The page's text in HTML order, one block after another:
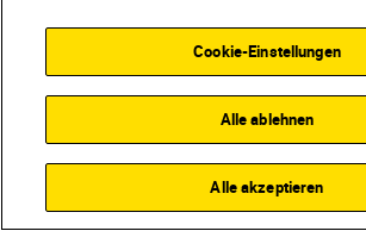
Cookie-Einstellungen
Alle ablehnen
Alle akzeptieren